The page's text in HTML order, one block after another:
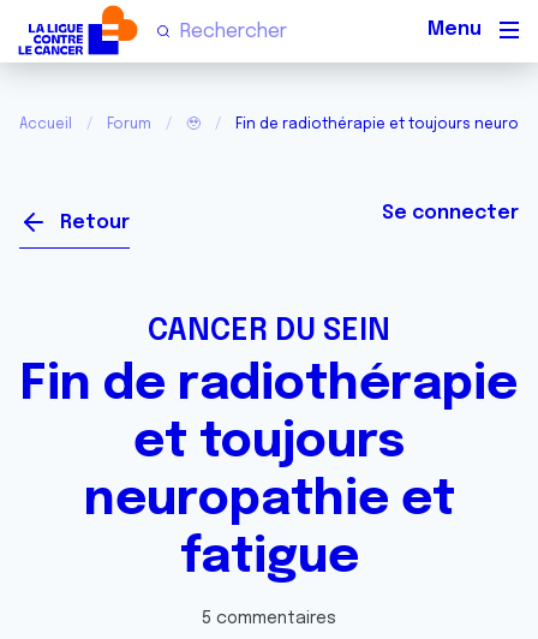
Accueil Forum 🥹 Fin de radiothérapie et toujours
Retour Se connecter
CANCER DU SEIN
Fin de radiothérapie
et toujours
neuropathie et
fatigue
5 commentaires